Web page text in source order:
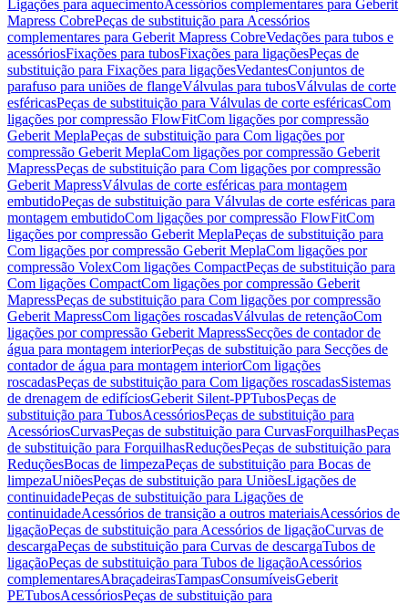
Ligações para aquecimentoAcessórios complementares para Geberit
Mapress CobrePeças de substituição para Acessórios
complementares para Geberit Mapress CobreVedações para tubos e
acessóriosFixações para tubosFixações para ligaçõesPeças de
substituição para Fixações para ligaçõesVedantesConjuntos de
parafuso para uniões de flangeVálvulas para tubosVálvulas de corte
esféricasPeças de substituição para Válvulas de corte esféricasCom
ligações por compressão FlowFitCom ligações por compressão
Geberit MeplaPeças de substituição para Com ligações por
compressão Geberit MeplaCom ligações por compressão Geberit
MapressPeças de substituição para Com ligações por compressão
Geberit MapressVálvulas de corte esféricas para montagem
embutidoPeças de substituição para Válvulas de corte esféricas para
montagem embutidoCom ligações por compressão FlowFitCom
ligações por compressão Geberit MeplaPeças de substituição para
Com ligações por compressão Geberit MeplaCom ligações por
compressão VolexCom ligações CompactPeças de substituição para
Com ligações CompactCom ligações por compressão Geberit
MapressPeças de substituição para Com ligações por compressão
Geberit MapressCom ligações roscadasVálvulas de retençãoCom
ligações por compressão Geberit MapressSecções de contador de
água para montagem interiorPeças de substituição para Secções de
contador de água para montagem interiorCom ligações
roscadasPeças de substituição para Com ligações roscadasSistemas
de drenagem de edifíciosGeberit Silent-PPTubosPeças de
substituição para TubosAcessóriosPeças de substituição para
AcessóriosCurvasPeças de substituição para CurvasForquilhasPeças
de substituição para ForquilhasReduçõesPeças de substituição para
ReduçõesBocas de limpezaPeças de substituição para Bocas de
limpezaUniõesPeças de substituição para UniõesLigações de
continuidadePeças de substituição para Ligações de
continuidadeAcessórios de transição a outros materiaisAcessórios de
ligaçãoPeças de substituição para Acessórios de ligaçãoCurvas de
descargaPeças de substituição para Curvas de descargaTubos de
ligaçãoPeças de substituição para Tubos de ligaçãoAcessórios
complementaresAbraçadeirasTampasConsumíveisGeberit
PETubosAcessóriosPeças de substituição para